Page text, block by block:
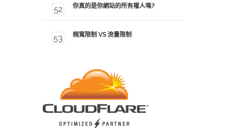
你真的是你網站的所有權人嗎?
頻寬限制 VS 流量限制